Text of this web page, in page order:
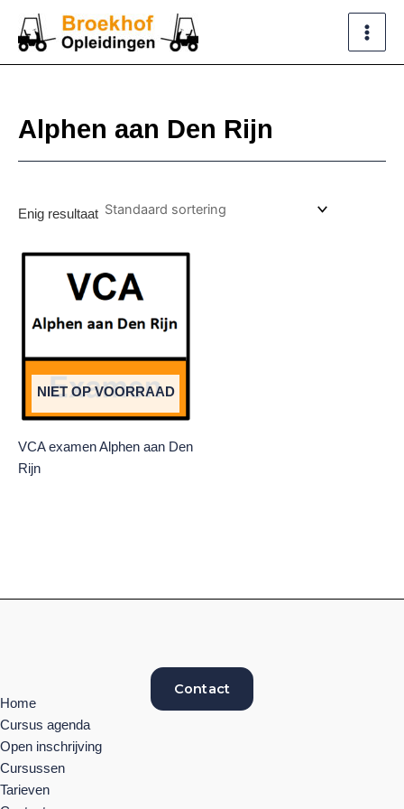
naar
Alphen aan Den Rijn
Enig resultaat
NIET OP VOORRAAD
VCA examen Alphen aan Den
Rijn
Contact
Home
Cursus agenda
Open inschrijving
Cursussen
Tarieven